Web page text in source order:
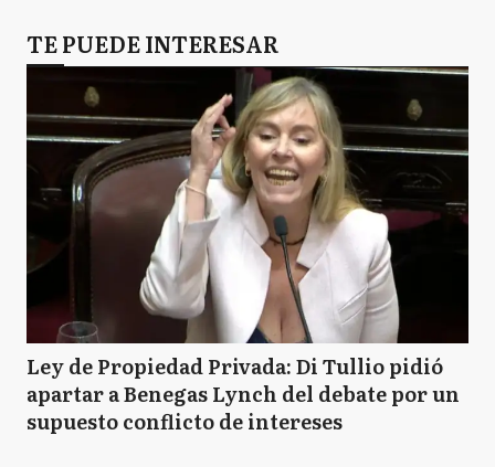
TE PUEDE INTERESAR
Ley de Propiedad Privada: Di Tullio pidió
apartar a Benegas Lynch del debate por un
supuesto conflicto de intereses